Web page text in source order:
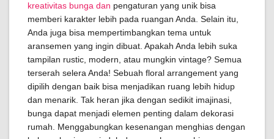
kreativitas bunga dan pengaturan yang unik bisa
memberi karakter lebih pada ruangan Anda. Selain itu,
Anda juga bisa mempertimbangkan tema untuk
aransemen yang ingin dibuat. Apakah Anda lebih suka
tampilan rustic, modern, atau mungkin vintage? Semua
terserah selera Anda! Sebuah floral arrangement yang
dipilih dengan baik bisa menjadikan ruang lebih hidup
dan menarik. Tak heran jika dengan sedikit imajinasi,
bunga dapat menjadi elemen penting dalam dekorasi
rumah. Menggabungkan kesenangan menghias dengan